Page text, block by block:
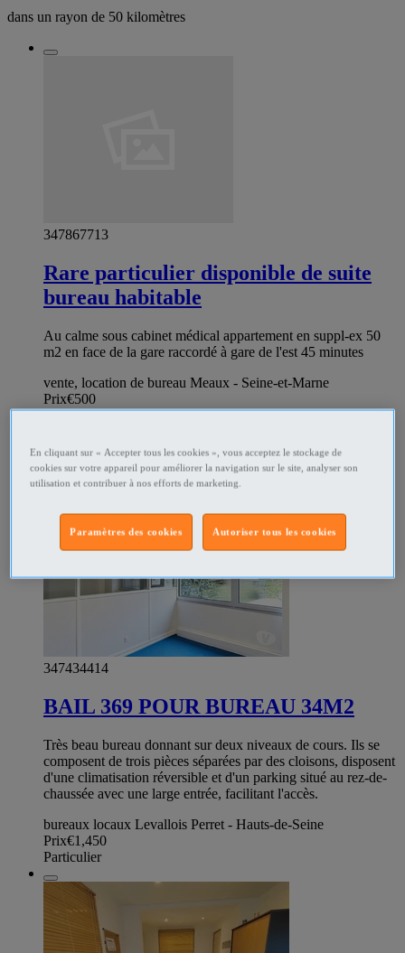
dans un rayon de 50 kilomètres
347867713
Rare particulier disponible de suite
bureau habitable
Au calme sous cabinet médical appartement en suppl-ex 50
m2 en face de la gare raccordé à gare de l'est 45 minutes
vente, location de bureau Meaux - Seine-et-Marne
Prix€500
Particulier
347434414
BAIL 369 POUR BUREAU 34M2
Très beau bureau donnant sur deux niveaux de cours. Ils se
composent de trois pièces séparées par des cloisons, disposent
d'une climatisation réversible et d'un parking situé au rez-de-
chaussée avec une large entrée, facilitant l'accès.
bureaux locaux Levallois Perret - Hauts-de-Seine
Prix€1,450
Particulier
En cliquant sur « Accepter tous les cookies », vous acceptez le stockage de
cookies sur votre appareil pour améliorer la navigation sur le site, analyser son
utilisation et contribuer à nos efforts de marketing.
Autoriser tous les cookies
Paramètres des cookies